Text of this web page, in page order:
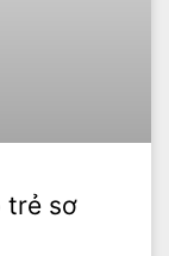
trẻ sơ